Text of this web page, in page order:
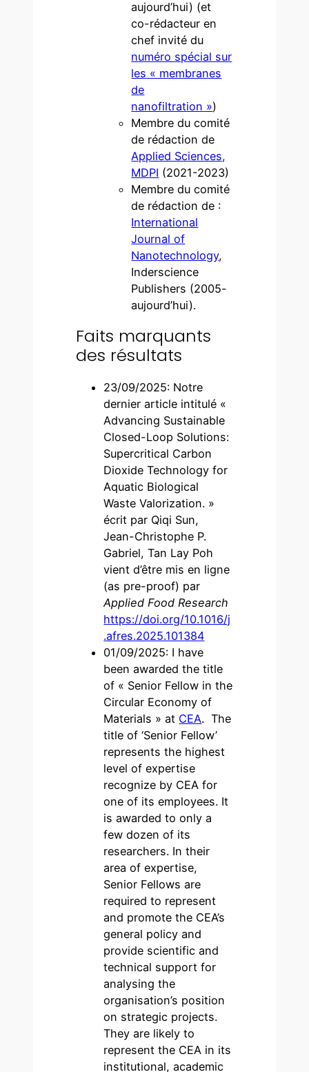
aujourd’hui) (et
co-rédacteur en
chef invité du
numéro spécial sur
les « membranes
de
nanofiltration »)
Membre du comité
de rédaction de
Applied Sciences,
MDPI (2021-2023)
Membre du comité
de rédaction de :
International
Journal of
Nanotechnology,
Inderscience
Publishers (2005-
aujourd’hui).
Faits marquants
des résultats
23/09/2025: Notre
dernier article intitulé «
Advancing Sustainable
Closed-Loop Solutions:
Supercritical Carbon
Dioxide Technology for
Aquatic Biological
Waste Valorization. »
écrit par Qiqi Sun,
Jean-Christophe P.
Gabriel, Tan Lay Poh
vient d’être mis en ligne
(as pre-proof) par
Applied Food Research
https://doi.org/10.1016/j
.afres.2025.101384
01/09/2025: I have
been awarded the title
of « Senior Fellow in the
Circular Economy of
Materials » at CEA. The
title of ‘Senior Fellow’
represents the highest
level of expertise
recognize by CEA for
one of its employees. It
is awarded to only a
few dozen of its
researchers. In their
area of expertise,
Senior Fellows are
required to represent
and promote the CEA’s
general policy and
provide scientific and
technical support for
analysing the
organisation’s position
on strategic projects.
They are likely to
represent the CEA in its
institutional, academic